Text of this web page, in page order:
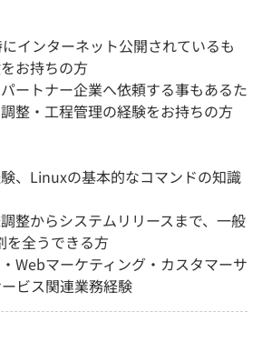
インターネット公開されているも
お持ちの方
ートナー企業へ依頼する事もあるた
整・工程管理の経験をお持ちの方
、Linuxの基本的なコマンドの知識
整からシステムリリースまで、一般
を全うできる方
Webマーケティング・カスタマーサ
ビス関連業務経験